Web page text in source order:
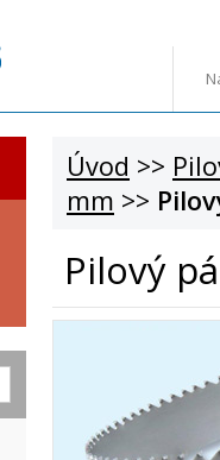
Úvod >>
mm >>
Pilový